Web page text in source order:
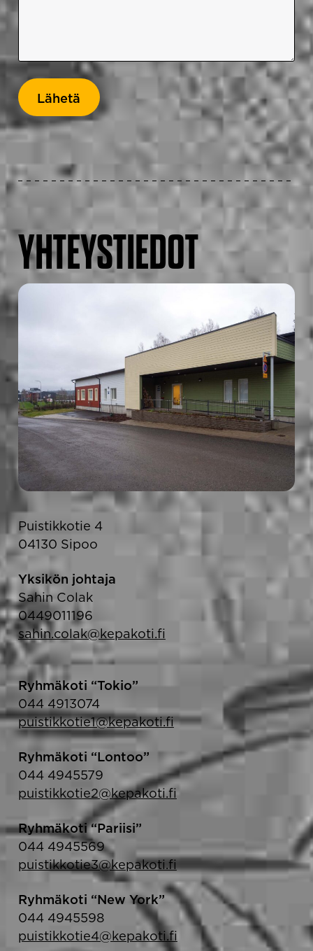
YHTEYSTIEDOT
Puistikkotie 4
04130 Sipoo
Yksikön johtaja
Sahin Colak
0449011196
sahin.colak@kepakoti.fi
Ryhmäkoti “Tokio”
044 4913074
puistikkotie1@kepakoti.fi
Ryhmäkoti “Lontoo”
044 4945579
puistikkotie2@kepakoti.fi
Ryhmäkoti “Pariisi”
044 4945569
puistikkotie3@kepakoti.fi
Ryhmäkoti “New York”
044 4945598
puistikkotie4@kepakoti.fi